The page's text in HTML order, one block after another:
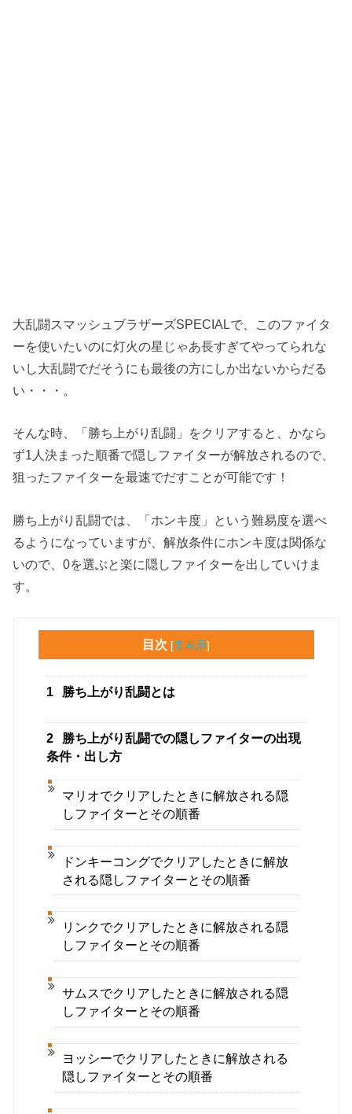
大乱闘スマッシュブラザーズSPECIALで、このファイタ
ーを使いたいのに灯火の星じゃあ長すぎてやってられな
いし大乱闘でだそうにも最後の方にしか出ないからだる
い・・・。
そんな時、「勝ち上がり乱闘」をクリアすると、かなら
ず1人決まった順番で隠しファイターが解放されるので、
狙ったファイターを最速でだすことが可能です！
勝ち上がり乱闘では、「ホンキ度」という難易度を選べ
るようになっていますが、解放条件にホンキ度は関係な
いので、0を選ぶと楽に隠しファイターを出していけま
す。
目次 [非表示]
1 勝ち上がり乱闘とは
2
勝ち上がり乱闘での隠しファイターの出現
条件・出し方
マリオでクリアしたときに解放される隠
しファイターとその順番
ドンキーコングでクリアしたときに解放
される隠しファイターとその順番
リンクでクリアしたときに解放される隠
しファイターとその順番
サムスでクリアしたときに解放される隠
しファイターとその順番
ヨッシーでクリアしたときに解放される
隠しファイターとその順番